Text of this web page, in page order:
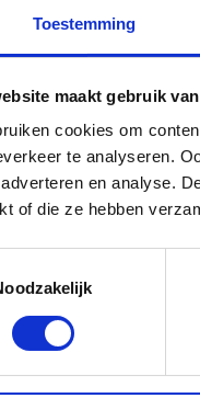
Toestemming
maakt gebruik
cookies om
te analyseren.
en analyse.
of die ze hebben